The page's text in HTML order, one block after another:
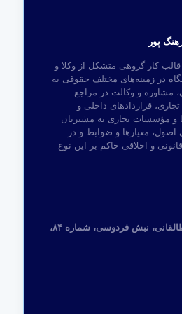
پور
کار گروهی متشکل از وکلا و
در زمینه‌های مختلف حقوقی به
مشاوره و وکالت در مراجع
قراردادهای داخلی و
و مؤسسات تجاری به مشتریان
اصول، معیارها و ضوابط و در
و اخلاقی حاکم بر این نوع
اهواز، خیابان طالقانی، نبش فردوسی، شماره ۸۴،